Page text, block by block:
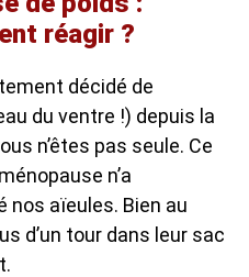
réagir ?
décidé de
du ventre !) depuis la
n’êtes pas seule. Ce
n’a
aïeules. Bien au
d’un tour dans leur sac